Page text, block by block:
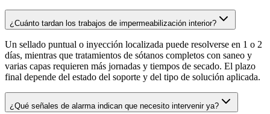
¿Cuánto tardan los trabajos de impermeabilización interior?
Un sellado puntual o inyección localizada puede resolverse en 1 o 2
días, mientras que tratamientos de sótanos completos con saneo y
varias capas requieren más jornadas y tiempos de secado. El plazo
final depende del estado del soporte y del tipo de solución aplicada.
¿Qué señales de alarma indican que necesito intervenir ya?